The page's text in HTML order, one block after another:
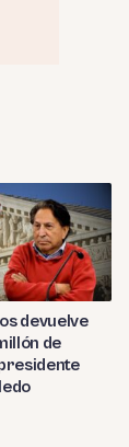
devuelve
de